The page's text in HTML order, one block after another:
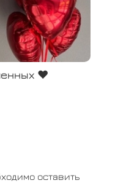
❤️
оставить